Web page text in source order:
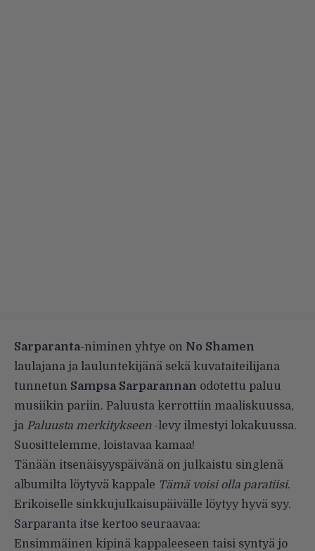
Sarparanta-niminen yhtye on No Shamen
laulajana ja lauluntekijänä sekä kuvataiteilijana
tunnetun Sampsa Sarparannan odotettu paluu
musiikin pariin. Paluusta kerrottiin maaliskuussa,
ja Paluusta merkitykseen-levy ilmestyi lokakuussa.
Suosittelemme, loistavaa kamaa!
Tänään itsenäisyyspäivänä on julkaistu singlenä
albumilta löytyvä kappale Tämä voisi olla paratiisi.
Erikoiselle sinkkujulkaisupäivälle löytyy hyvä syy.
Sarparanta itse kertoo seuraavaa:
Ensimmäinen kipinä kappaleeseen taisi syntyä jo